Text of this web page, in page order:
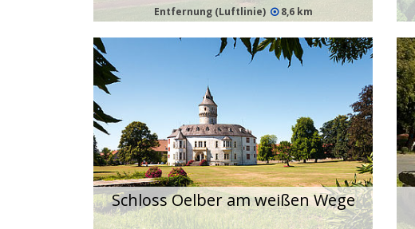
Entfernung (Luftlinie) 8,6 km
Schloss Oelber am weißen Wege